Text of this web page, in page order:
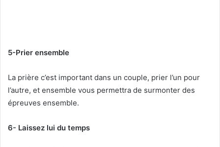
5-Prier ensemble
La prière c’est important dans un couple, prier l’un pour
l’autre, et ensemble vous permettra de surmonter des
épreuves ensemble.
6- Laissez lui du temps